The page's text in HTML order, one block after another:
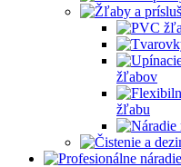
žľabov
žľabu